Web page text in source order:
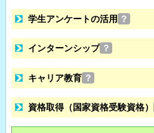
学生アンケートの活用 ？
インターンシップ ？
キャリア教育 ？
資格取得（国家資格受験資格）